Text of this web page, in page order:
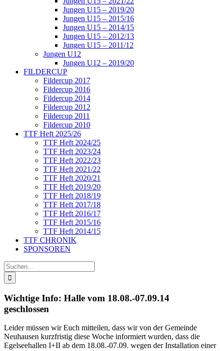
Jungen U15 – 2019/20
Jungen U15 – 2015/16
Jungen U15 – 2014/15
Jungen U15 – 2012/13
Jungen U15 – 2011/12
Jungen U12
Jungen U12 – 2019/20
FILDERCUP
Fildercup 2017
Fildercup 2016
Fildercup 2014
Fildercup 2012
Fildercup 2011
Fildercup 2010
TTF Heft 2025/26
TTF Heft 2024/25
TTF Heft 2023/24
TTF Heft 2022/23
TTF Heft 2021/22
TTF Heft 2020/21
TTF Heft 2019/20
TTF Heft 2018/19
TTF Heft 2017/18
TTF Heft 2016/17
TTF Heft 2015/16
TTF Heft 2014/15
TTF CHRONIK
SPONSOREN
Suche
nach:
Wichtige Info: Halle vom 18.08.-07.09.14
geschlossen
Leider müssen wir Euch mitteilen, dass wir von der Gemeinde
Neuhausen kurzfristig diese Woche informiert wurden, dass die
Egelseehallen I+II ab dem 18.08.-07.09. wegen der Installation einer